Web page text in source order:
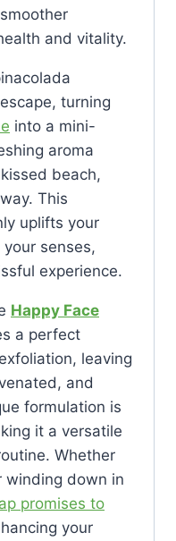
and vitality.
turning
into a mini-
aroma
beach,
This
uplifts your
senses,
experience.
Happy Face
a perfect
leaving
and
formulation is
it a versatile
Whether
winding down in
promises to
your